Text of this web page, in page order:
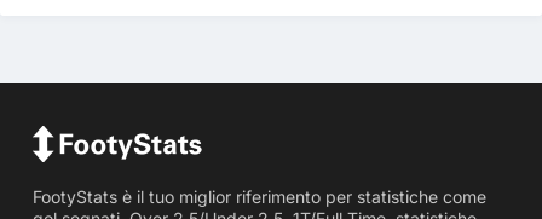
FootyStats è il tuo miglior riferimento per statistiche come